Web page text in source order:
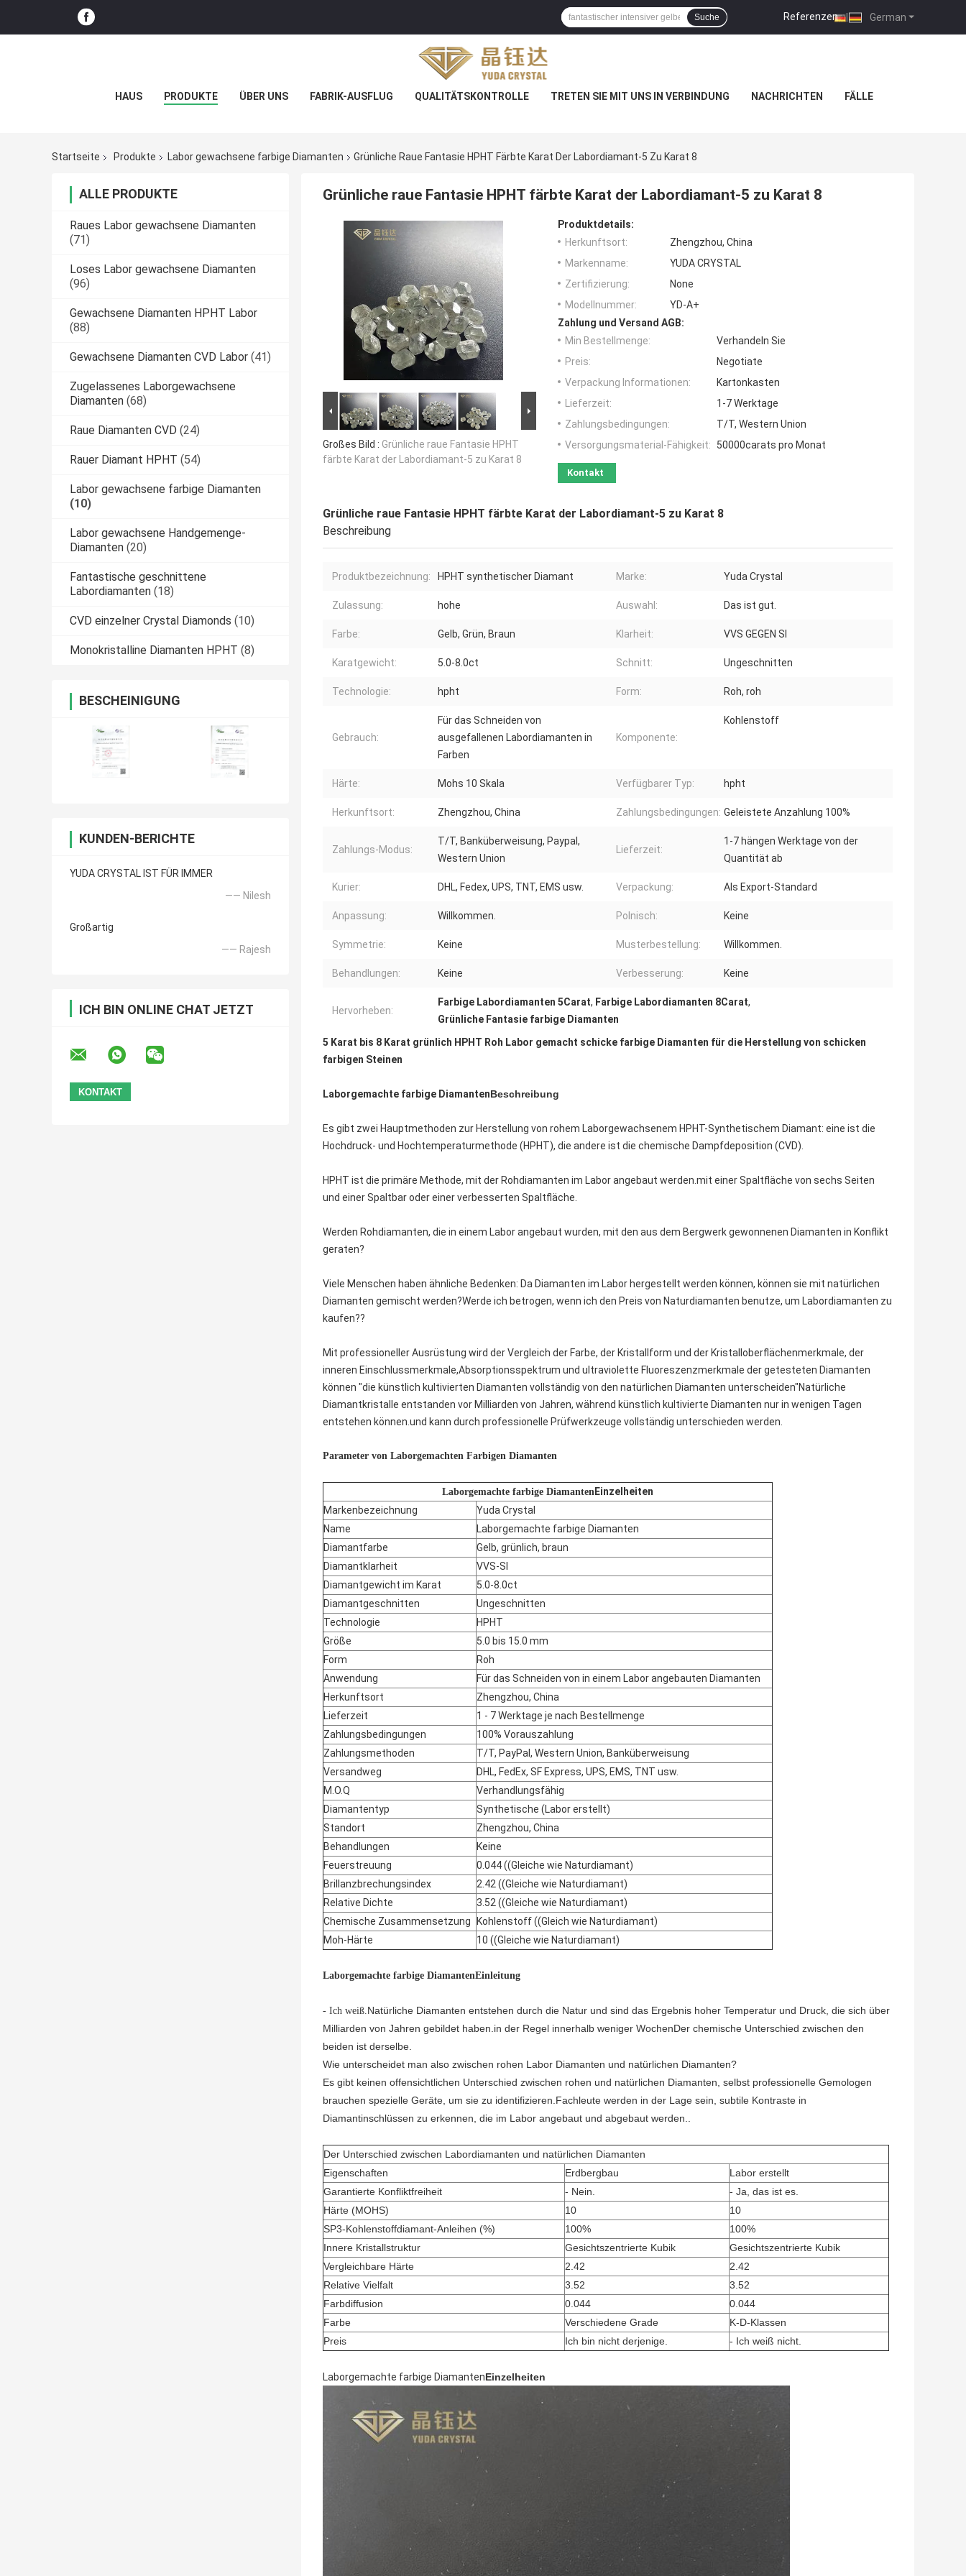
German
Referenzen |
Suche
HAUS PRODUKTE ÜBER UNS FABRIK-AUSFLUG QUALITÄTSKONTROLLE TRETEN SIE MIT UNS IN VERBINDUNG NACHRICHTEN FÄLLE
Startseite Produkte Labor gewachsene farbige Diamanten Grünliche Raue Fantasie HPHT Färbte Karat Der Labordiamant-5 Zu Karat 8
ALLE PRODUKTE
Raues Labor gewachsene Diamanten
(71)
Loses Labor gewachsene Diamanten
(96)
Gewachsene Diamanten HPHT Labor
(88)
Gewachsene Diamanten CVD Labor (41)
Zugelassenes Laborgewachsene
Diamanten (68)
Raue Diamanten CVD (24)
Rauer Diamant HPHT (54)
Labor gewachsene farbige Diamanten
(10)
Labor gewachsene Handgemenge-
Diamanten (20)
Fantastische geschnittene
Labordiamanten (18)
CVD einzelner Crystal Diamonds (10)
Monokristalline Diamanten HPHT (8)
BESCHEINIGUNG
KUNDEN-BERICHTE
YUDA CRYSTAL IST FÜR IMMER
—— Nilesh
Großartig
—— Rajesh
ICH BIN ONLINE CHAT JETZT
Grünliche raue Fantasie HPHT färbte Karat der Labordiamant-5 zu Karat 8
Großes Bild : Grünliche raue Fantasie HPHT
färbte Karat der Labordiamant-5 zu Karat 8
Produktdetails:
Herkunftsort:
Zhengzhou, China
Markenname:
YUDA CRYSTAL
Zertifizierung:
None
Modellnummer:
YD-A+
Zahlung und Versand AGB:
Min Bestellmenge:
Verhandeln Sie
Preis:
Negotiate
Verpackung Informationen:
Kartonkasten
Lieferzeit:
1-7 Werktage
Zahlungsbedingungen:
T/T, Western Union
Versorgungsmaterial-Fähigkeit:
50000carats pro Monat
Kontakt
Grünliche raue Fantasie HPHT färbte Karat der Labordiamant-5 zu Karat 8
Beschreibung
Produktbezeichnung: HPHT synthetischer Diamant Marke: Yuda Crystal
Zulassung: hohe Auswahl: Das ist gut.
Farbe: Gelb, Grün, Braun Klarheit: VVS GEGEN SI
Karatgewicht: 5.0-8.0ct Schnitt: Ungeschnitten
Technologie: hpht Form: Roh, roh
Gebrauch:
Für das Schneiden von
ausgefallenen Labordiamanten in
Farben
Komponente:
Kohlenstoff
Härte: Mohs 10 Skala Verfügbarer Typ: hpht
Herkunftsort: Zhengzhou, China Zahlungsbedingungen: Geleistete Anzahlung 100%
Zahlungs-Modus:
T/T, Banküberweisung, Paypal,
Western Union
Lieferzeit:
1-7 hängen Werktage von der
Quantität ab
Kurier: DHL, Fedex, UPS, TNT, EMS usw. Verpackung: Als Export-Standard
Anpassung: Willkommen. Polnisch: Keine
Symmetrie: Keine Musterbestellung: Willkommen.
Behandlungen: Keine Verbesserung: Keine
Hervorheben:
Farbige Labordiamanten 5Carat, Farbige Labordiamanten 8Carat,
Grünliche Fantasie farbige Diamanten
5 Karat bis 8 Karat grünlich HPHT Roh Labor gemacht schicke farbige Diamanten für die Herstellung von schicken
farbigen Steinen
Laborgemachte farbige DiamantenBeschreibung
Es gibt zwei Hauptmethoden zur Herstellung von rohem Laborgewachsenem HPHT-Synthetischem Diamant: eine ist die
Hochdruck- und Hochtemperaturmethode (HPHT), die andere ist die chemische Dampfdeposition (CVD).
HPHT ist die primäre Methode, mit der Rohdiamanten im Labor angebaut werden.mit einer Spaltfläche von sechs Seiten
und einer Spaltbar oder einer verbesserten Spaltfläche.
Werden Rohdiamanten, die in einem Labor angebaut wurden, mit den aus dem Bergwerk gewonnenen Diamanten in Konflikt
geraten?
Viele Menschen haben ähnliche Bedenken: Da Diamanten im Labor hergestellt werden können, können sie mit natürlichen
Diamanten gemischt werden?Werde ich betrogen, wenn ich den Preis von Naturdiamanten benutze, um Labordiamanten zu
kaufen??
Mit professioneller Ausrüstung wird der Vergleich der Farbe, der Kristallform und der Kristalloberflächenmerkmale, der
inneren Einschlussmerkmale,Absorptionsspektrum und ultraviolette Fluoreszenzmerkmale der getesteten Diamanten
können "die künstlich kultivierten Diamanten vollständig von den natürlichen Diamanten unterscheiden"Natürliche
Diamantkristalle entstanden vor Milliarden von Jahren, während künstlich kultivierte Diamanten nur in wenigen Tagen
entstehen können.und kann durch professionelle Prüfwerkzeuge vollständig unterschieden werden.
Parameter von Laborgemachten Farbigen Diamanten
Laborgemachte farbige Diamanten Einzelheiten
Markenbezeichnung
Yuda Crystal
Name
Laborgemachte farbige Diamanten
Diamantfarbe
Gelb, grünlich, braun
Diamantklarheit
VVS-SI
Diamantgewicht im Karat
5.0-8.0ct
Diamantgeschnitten
Ungeschnitten
Technologie
HPHT
Größe
5.0 bis 15.0 mm
Form
Roh
Anwendung
Für das Schneiden von in einem Labor angebauten Diamanten
Herkunftsort
Zhengzhou, China
Lieferzeit
1 - 7 Werktage je nach Bestellmenge
Zahlungsbedingungen
100% Vorauszahlung
Zahlungsmethoden
T/T, PayPal, Western Union, Banküberweisung
Versandweg
DHL, FedEx, SF Express, UPS, EMS, TNT usw.
M.O.Q
Verhandlungsfähig
Diamantentyp
Synthetische (Labor erstellt)
Standort
Zhengzhou, China
Behandlungen
Keine
Feuerstreuung
0.044 ((Gleiche wie Naturdiamant)
Brillanzbrechungsindex
2.42 ((Gleiche wie Naturdiamant)
Relative Dichte
3.52 ((Gleiche wie Naturdiamant)
Chemische Zusammensetzung
Kohlenstoff ((Gleich wie Naturdiamant)
Moh-Härte
10 ((Gleiche wie Naturdiamant)
Laborgemachte farbige DiamantenEinleitung
- Ich weiß.Natürliche Diamanten entstehen durch die Natur und sind das Ergebnis hoher Temperatur und Druck, die sich über
Milliarden von Jahren gebildet haben.in der Regel innerhalb weniger WochenDer chemische Unterschied zwischen den
beiden ist derselbe.
Wie unterscheidet man also zwischen rohen Labor Diamanten und natürlichen Diamanten?
Es gibt keinen offensichtlichen Unterschied zwischen rohen und natürlichen Diamanten, selbst professionelle Gemologen
brauchen spezielle Geräte, um sie zu identifizieren.Fachleute werden in der Lage sein, subtile Kontraste in
Diamantinschlüssen zu erkennen, die im Labor angebaut und abgebaut werden..
Der Unterschied zwischen Labordiamanten und natürlichen Diamanten
Eigenschaften
Erdbergbau
Labor erstellt
Garantierte Konfliktfreiheit
- Nein.
- Ja, das ist es.
Härte (MOHS)
10
10
SP3-Kohlenstoffdiamant-Anleihen (%)
100%
100%
Innere Kristallstruktur
Gesichtszentrierte Kubik
Gesichtszentrierte Kubik
Vergleichbare Härte
2.42
2.42
Relative Vielfalt
3.52
3.52
Farbdiffusion
0.044
0.044
Farbe
Verschiedene Grade
K-D-Klassen
Preis
Ich bin nicht derjenige. - Ich weiß nicht.
Laborgemachte farbige DiamantenEinzelheiten